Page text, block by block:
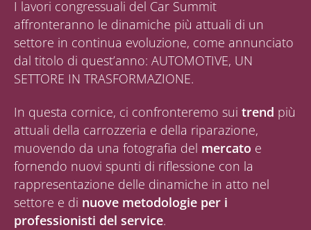
I lavori congressuali del Car Summit
affronteranno le dinamiche più attuali di un
settore in continua evoluzione, come annunciato
dal titolo di quest’anno: AUTOMOTIVE, UN
SETTORE IN TRASFORMAZIONE.
In questa cornice, ci confronteremo sui trend più
attuali della carrozzeria e della riparazione,
muovendo da una fotografia del mercato e
fornendo nuovi spunti di riflessione con la
rappresentazione delle dinamiche in atto nel
settore e di nuove metodologie per i
professionisti del service.